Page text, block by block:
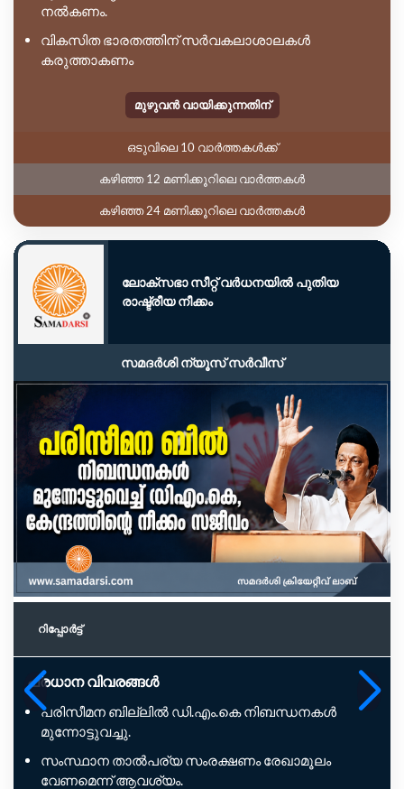
നൽകണം.
വികസിത ഭാരതത്തിന് സർവകലാശാലകൾ
കരുത്താകണം
മുഴുവൻ വായിക്കുന്നതിന്
ഒടുവിലെ 10 വാർത്തകൾക്ക്
കഴിഞ്ഞ 12 മണിക്കൂറിലെ വാർത്തകൾ
കഴിഞ്ഞ 24 മണിക്കൂറിലെ വാർത്തകൾ
ലോക്‌സഭാ സീറ്റ് വർധനയിൽ പുതിയ
രാഷ്ട്രീയ നീക്കം
സമദർശി ന്യൂസ് സർവീസ്
റിപ്പോര്‍ട്ട്
പ്രധാന വിവരങ്ങൾ
പരിസീമന ബില്ലിൽ ഡി.എം.കെ നിബന്ധനകൾ
മുന്നോട്ടുവച്ചു.
സംസ്ഥാന താൽപര്യ സംരക്ഷണം രേഖാമൂലം
വേണമെന്ന് ആവശ്യം.